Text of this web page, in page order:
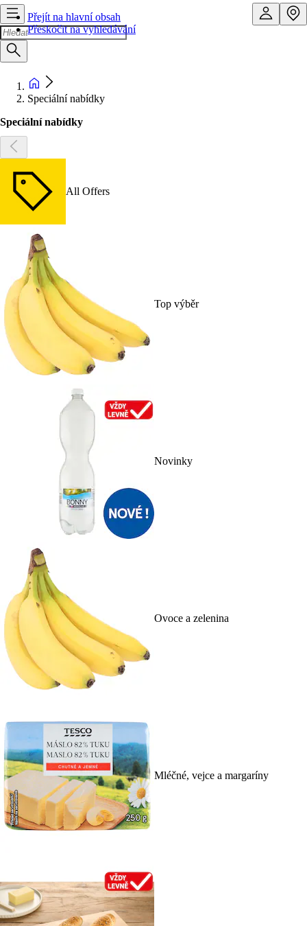
Přejít na hlavní obsah
Přeskočit na vyhledávání
Speciální nabídky
Speciální nabídky
All Offers
Top výběr
Novinky
Ovoce a zelenina
Mléčné, vejce a margaríny